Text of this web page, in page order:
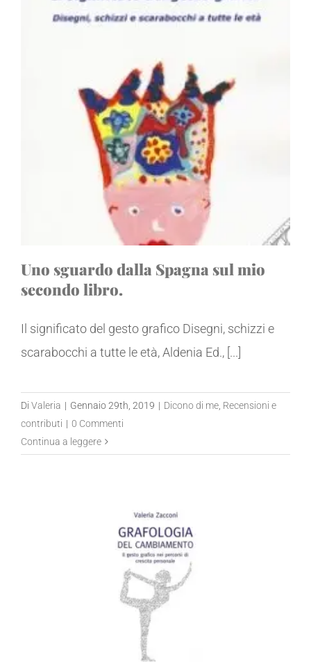
Uno sguardo dalla Spagna sul mio
secondo libro.
Il significato del gesto grafico Disegni, schizzi e
scarabocchi a tutte le età, Aldenia Ed., [...]
Di Valeria | Gennaio 29th, 2019 | Dicono di me Recensioni e
contributi | 0 Commenti
Continua a leggere